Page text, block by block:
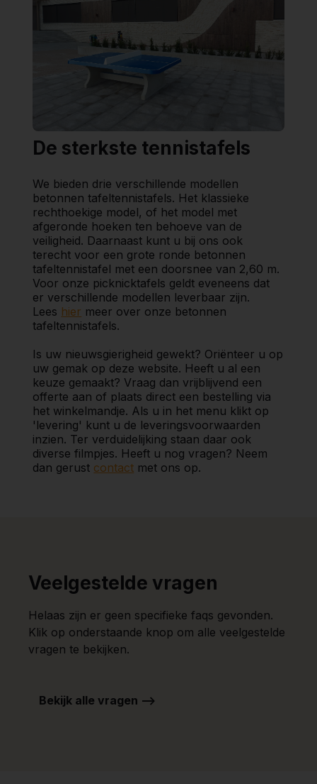
De sterkste tennistafels
We bieden drie verschillende modellen
betonnen tafeltennistafels. Het klassieke
rechthoekige model, of het model met
afgeronde hoeken ten behoeve van de
veiligheid. Daarnaast kunt u bij ons ook
terecht voor een grote ronde betonnen
tafeltennistafel met een doorsnee van 2,60 m.
Voor onze picknicktafels geldt eveneens dat
er verschillende modellen leverbaar zijn.
Lees hier meer over onze betonnen
tafeltennistafels.
Is uw nieuwsgierigheid gewekt? Oriënteer u op
uw gemak op deze website. Heeft u al een
keuze gemaakt? Vraag dan vrijblijvend een
offerte aan of plaats direct een bestelling via
het winkelmandje. Als u in het menu klikt op
'levering' kunt u de leveringsvoorwaarden
inzien. Ter verduidelijking staan daar ook
diverse filmpjes. Heeft u nog vragen? Neem
dan gerust contact met ons op.
Veelgestelde vragen
Helaas zijn er geen specifieke faqs gevonden.
Klik op onderstaande knop om alle veelgestelde
vragen te bekijken.
Bekijk alle vragen -->